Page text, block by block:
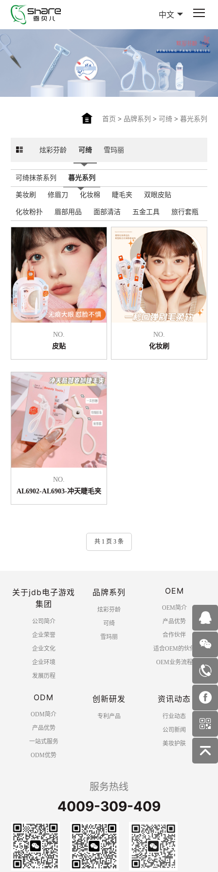
中文
首页 > 品牌系列 > 可绮> 暮光系列
炫彩芬龄 可绮 雪玛丽
可绮抹茶系列 暮光系列
美妆刷 修眉刀 化妆棉 睫毛夹 双眼皮贴
化妆粉扑 眉部用品 面部清洁 五金工具 旅行套瓶
NO.
皮贴
NO.
化妆刷
NO.
AL6902-AL6903-冲天睫毛夹
共 1 页 3 条
关于jdb电子游戏
集团
公司简介
企业荣誉
企业文化
企业环境
发展历程
品牌系列
炫彩芬龄
可绮
雪玛丽
OEM
OEM简介
产品优势
合作伙伴
适合OEM的伙伴
OEM业务流程
ODM
ODM简介
产品优势
一站式服务
ODM优势
创新研发
专利产品
资讯动态
行业动态
公司新闻
美妆护肤
服务热线
4009-309-409